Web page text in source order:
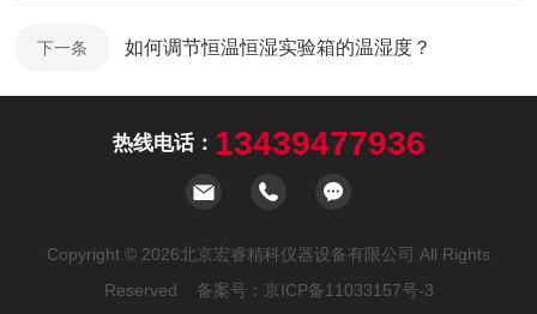
下一条 如何调节恒温恒湿实验箱的温湿度？
热线电话： 13439477936
Copyright © 2026北京宏睿精科仪器设备有限公司 All Rights
Reserved 备案号： 京ICP备11033157号-3